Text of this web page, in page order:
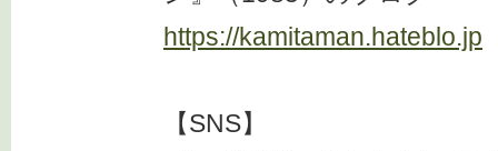
https://kamitaman.hateblo.jp
【SNS】